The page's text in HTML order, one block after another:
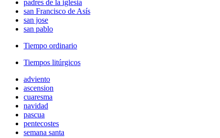
padres de la iglesia
san Francisco de Asís
san jose
san pablo
Tiempo ordinario
Tiempos litúrgicos
adviento
ascension
cuaresma
navidad
pascua
pentecostes
semana santa